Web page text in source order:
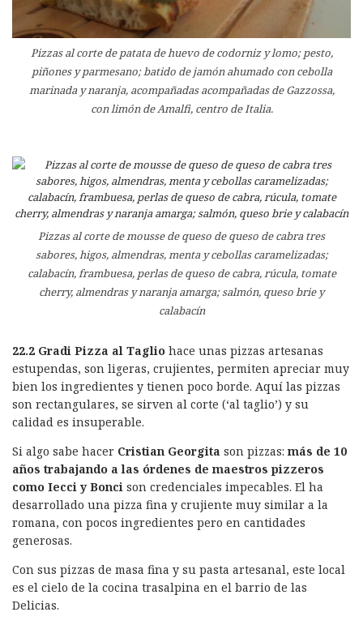
Pizzas al corte de patata de huevo de codorniz y lomo; pesto,
piñones y parmesano; batido de jamón ahumado con cebolla
marinada y naranja, acompañadas acompañadas de Gazzossa,
con limón de Amalfi, centro de Italia.
Pizzas al corte de mousse de queso de queso de cabra tres
sabores, higos, almendras, menta y cebollas caramelizadas;
calabacín, frambuesa, perlas de queso de cabra, rúcula, tomate
cherry, almendras y naranja amarga; salmón, queso brie y
calabacín
22.2 Gradi Pizza al Taglio hace unas pizzas artesanas
estupendas, son ligeras, crujientes, permiten apreciar muy
bien los ingredientes y tienen poco borde. Aquí las pizzas
son rectangulares, se sirven al corte (‘al taglio’) y su
calidad es insuperable.
Si algo sabe hacer Cristian Georgita son pizzas:más de 10
años trabajando a las órdenes de maestros pizzeros
como Iecci y Bonci son credenciales impecables. El ha
desarrollado una pizza fina y crujiente muy similar a la
romana, con pocos ingredientes pero en cantidades
generosas.
Con sus pizzas de masa fina y su pasta artesanal, este local
es el cielo de la cocina trasalpina en el barrio de las
Delicias.